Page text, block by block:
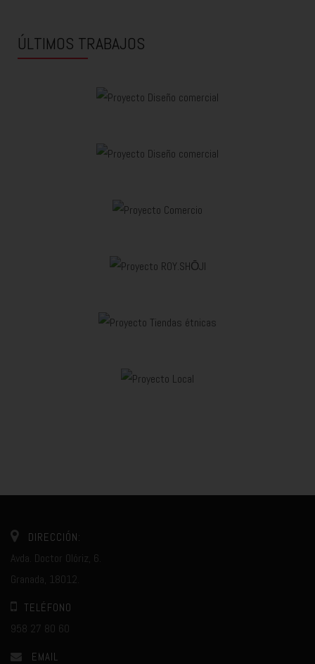
ÚLTIMOS TRABAJOS
DIRECCIÓN:
Avda. Doctor Olóriz, 6.
Granada, 18012.
TELÉFONO
958 27 80 60
EMAIL